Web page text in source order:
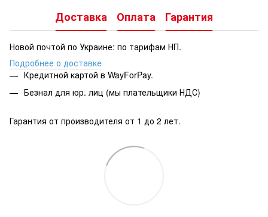
Доставка Оплата Гарантия
Новой почтой по Украине: по тарифам НП.
Подробнее о доставке
Кредитной картой в WayForPay.
Безнал для юр. лиц (мы плательщики НДС)
Гарантия от производителя от 1 до 2 лет.